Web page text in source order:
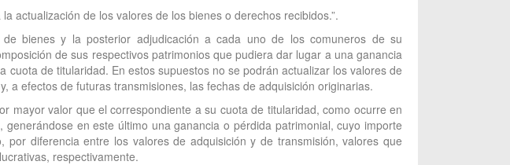
actualización de los valores de los bienes o derechos recibidos.”.
bienes y la posterior adjudicación a cada uno de los comuneros de su
de sus respectivos patrimonios que pudiera dar lugar a una ganancia
de titularidad. En estos supuestos no se podrán actualizar los valores de
a efectos de futuras transmisiones, las fechas de adquisición originarias.
mayor valor que el correspondiente a su cuota de titularidad, como ocurre en
en este último una ganancia o pérdida patrimonial, cuyo importe
diferencia entre los valores de adquisición y de transmisión, valores que
respectivamente.